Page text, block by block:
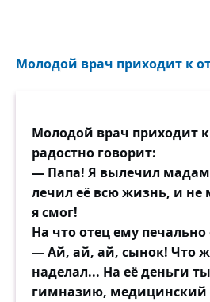
Молодой врач приходит к
Молодой врач приходит
радостно говорит:
— Папа! Я вылечил
лечил её всю жизнь, и не
я смог!
На что отец ему печально
— Ай, ай, ай, сынок! Что
наделал... На её деньги
гимназию, медицинский